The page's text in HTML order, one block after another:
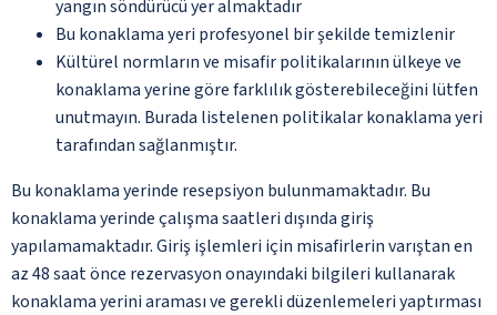
yangın söndürücü yer almaktadır
Bu konaklama yeri profesyonel bir şekilde temizlenir
Kültürel normların ve misafir politikalarının ülkeye ve
konaklama yerine göre farklılık gösterebileceğini lütfen
unutmayın. Burada listelenen politikalar konaklama yeri
tarafından sağlanmıştır.
Bu konaklama yerinde resepsiyon bulunmamaktadır. Bu
konaklama yerinde çalışma saatleri dışında giriş
yapılamamaktadır. Giriş işlemleri için misafirlerin varıştan en
az 48 saat önce rezervasyon onayındaki bilgileri kullanarak
konaklama yerini araması ve gerekli düzenlemeleri yaptırması